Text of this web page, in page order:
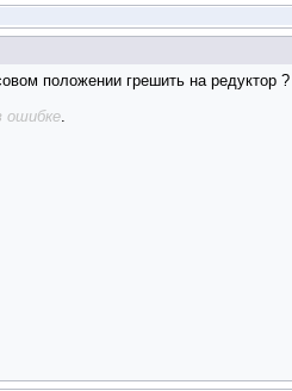
положении грешить на редуктор ?
ошибке.